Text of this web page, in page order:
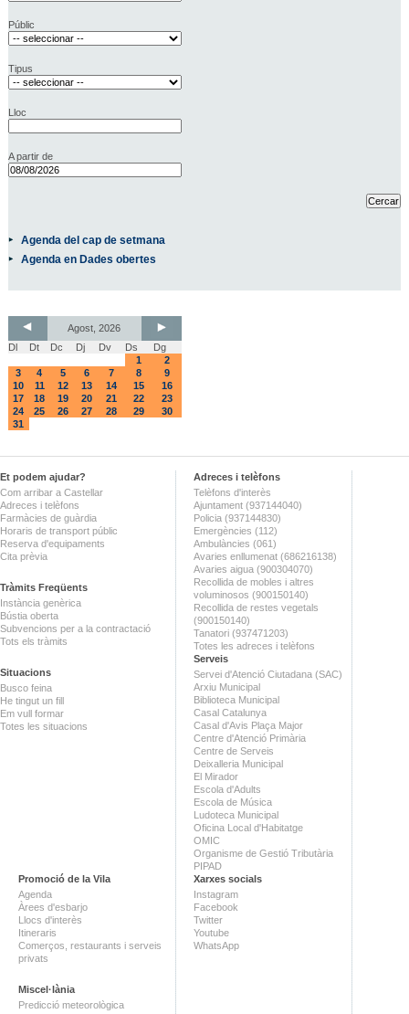
Públic
Tipus
Lloc
A partir de
Agenda del cap de setmana
Agenda en Dades obertes
Agost, 2026
Dl
Dt Dc Dj Dv Ds
Dg
1
2
3
4 5 6 7 8
9
10
11 12 13 14 15
16
17
18 19 20 21 22
23
24
25 26 27 28 29
30
31
Et podem ajudar?
Com arribar a Castellar
Adreces i telèfons
Farmàcies de guàrdia
Horaris de transport públic
Reserva d'equipaments
Cita prèvia
Tràmits Freqüents
Instància genèrica
Bústia oberta
Subvencions per a la contractació
Tots els tràmits
Situacions
Busco feina
He tingut un fill
Em vull formar
Totes les situacions
Adreces i telèfons
Telèfons d'interès
Ajuntament (937144040)
Policia (937144830)
Emergències (112)
Ambulàncies (061)
Avaries enllumenat (686216138)
Avaries aigua (900304070)
Recollida de mobles i altres
voluminosos (900150140)
Recollida de restes vegetals
(900150140)
Tanatori (937471203)
Totes les adreces i telèfons
Serveis
Servei d'Atenció Ciutadana (SAC)
Arxiu Municipal
Biblioteca Municipal
Casal Catalunya
Casal d'Avis Plaça Major
Centre d'Atenció Primària
Centre de Serveis
Deixalleria Municipal
El Mirador
Escola d'Adults
Escola de Música
Ludoteca Municipal
Oficina Local d'Habitatge
OMIC
Organisme de Gestió Tributària
PIPAD
Promoció de la Vila
Agenda
Àrees d'esbarjo
Llocs d'interès
Itineraris
Comerços, restaurants i serveis
privats
Miscel·lània
Predicció meteorològica
Xarxes socials
Instagram
Facebook
Twitter
Youtube
WhatsApp